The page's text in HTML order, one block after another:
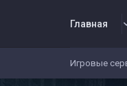
Главная
Игровые